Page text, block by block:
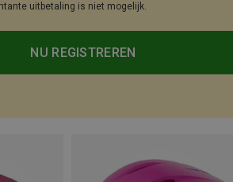
uitbetaling is niet mogelijk.
NU REGISTREREN